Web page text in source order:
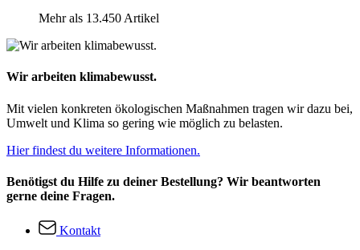
Mehr als 13.450 Artikel
Wir arbeiten klimabewusst.
Mit vielen konkreten ökologischen Maßnahmen tragen wir dazu bei,
Umwelt und Klima so gering wie möglich zu belasten.
Hier findest du weitere Informationen.
Benötigst du Hilfe zu deiner Bestellung? Wir beantworten
gerne deine Fragen.
Kontakt